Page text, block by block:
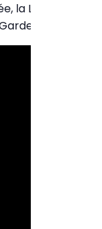
la LIVEPRAY est